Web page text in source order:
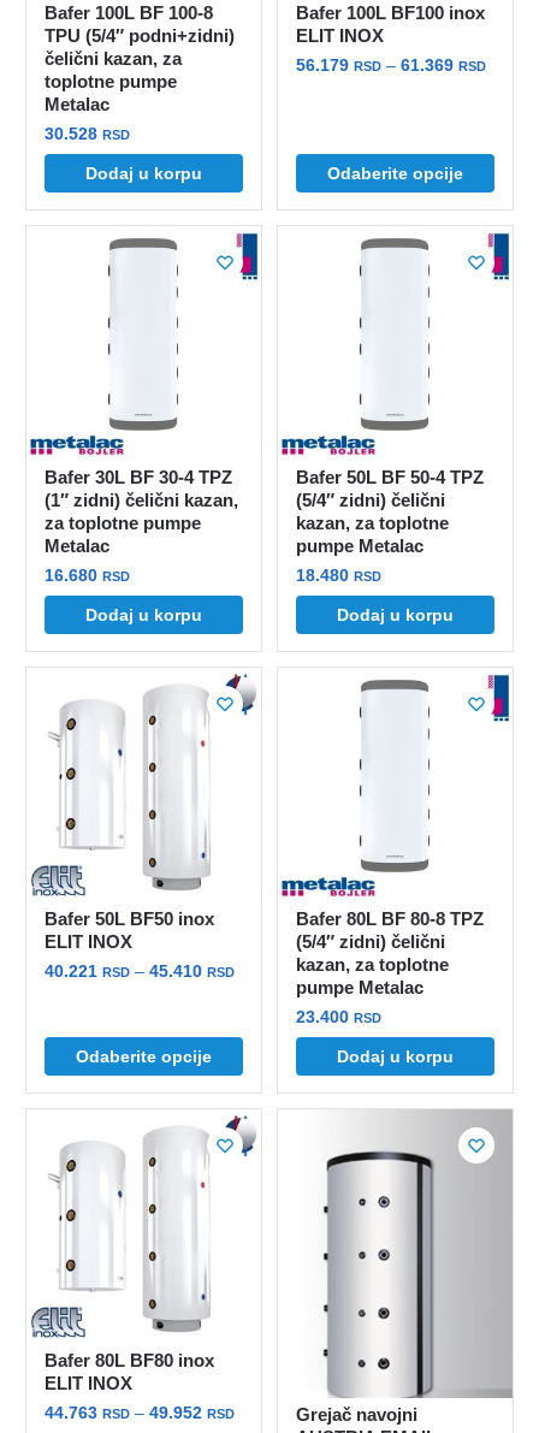
Bafer 100L BF 100-8
TPU (5/4″ podni+zidni)
čelični kazan, za
toplotne pumpe
Metalac
30.528RSD
Dodaj u korpu
Bafer 100L BF100 inox
ELIT INOX
56.179RSD – 61.369RSD
Odaberite opcije
ima
više
varijanti.
proizvoda.
Bafer 30L BF 30-4 TPZ
(1″ zidni) čelični kazan,
za toplotne pumpe
Metalac
16.680RSD
Dodaj u korpu
Bafer 50L BF 50-4 TPZ
(5/4″ zidni) čelični
kazan, za toplotne
pumpe Metalac
18.480RSD
Dodaj u korpu
Bafer 50L BF50 inox
ELIT INOX
40.221RSD – 45.410RSDRaspon
do
Odaberite opcije
proizvod
ima
više
Opcije
mogu
biti
na
proizvoda.
Bafer 80L BF 80-8 TPZ
(5/4″ zidni) čelični
kazan, za toplotne
pumpe Metalac
23.400RSD
Dodaj u korpu
Bafer 80L BF80 inox
ELIT INOX
44.763RSD – 49.952RSDRaspon
Grejač navojni